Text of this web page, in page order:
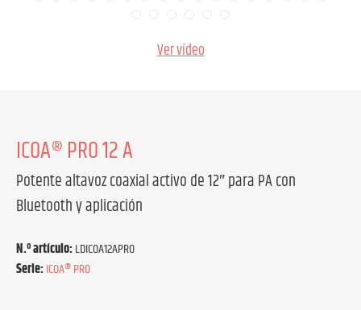
Ver vídeo
ICOA® PRO 12 A
Potente altavoz coaxial activo de 12″ para PA con
Bluetooth y aplicación
N.º artículo:LDICOA12APRO
Serie:ICOA® PRO